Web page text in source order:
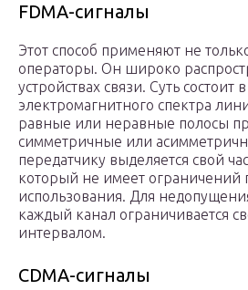
FDMA-сигналы
Этот способ применяют не
операторы. Он широко
устройствах связи. Суть состоит
электромагнитного спектра
равные или неравные полосы
симметричные или
передатчику выделяется свой
который не имеет ограничений
использования. Для
каждый канал ограничивается
интервалом.
CDMA-сигналы